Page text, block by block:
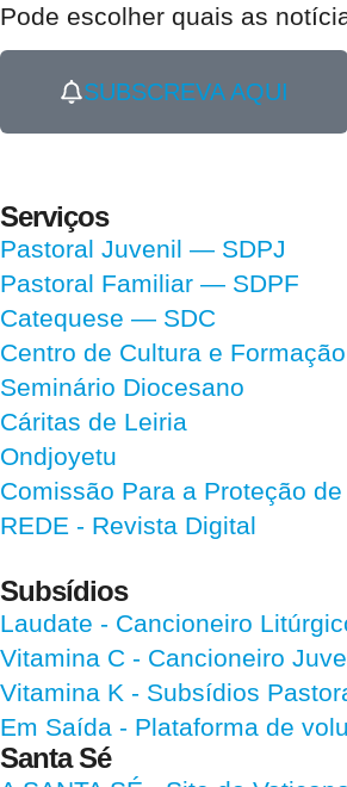
Pode escolher quais as
SUBSCREVA AQUI
Serviços
Pastoral Juvenil — SDPJ
Pastoral Familiar — SDPF
Catequese — SDC
Centro de Cultura e
Seminário Diocesano
Cáritas de Leiria
Ondjoyetu
Comissão Para a Proteção
REDE - Revista Digital
Subsídios
Laudate - Cancioneiro
Vitamina C - Cancioneiro
Vitamina K - Subsídios
Em Saída - Plataforma de
Santa Sé